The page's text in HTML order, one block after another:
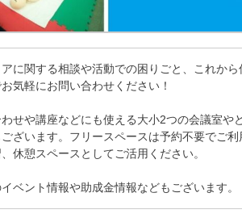
に関する相談や活動での困りごと、これから
気軽にお問い合わせください！
せや講座などにも使える大小2つの会議室や
ざいます。フリースペースは予約不要でご
休憩スペースとしてご活用ください。
ベント情報や助成金情報などもございます。